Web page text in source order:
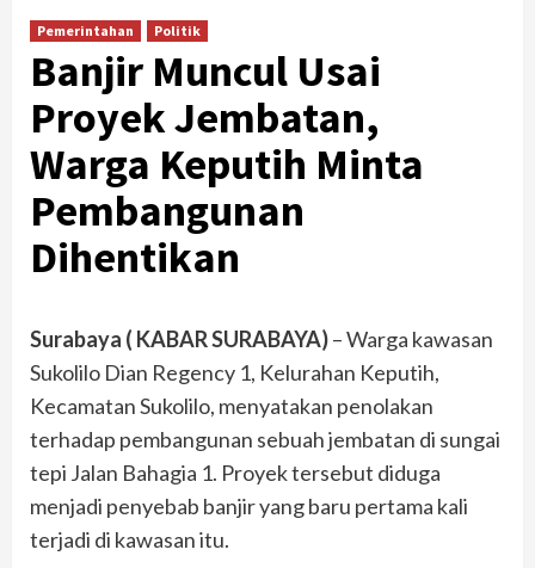
Pemerintahan Politik
Banjir Muncul Usai
Proyek Jembatan,
Warga Keputih Minta
Pembangunan
Dihentikan
Surabaya ( KABAR SURABAYA)– Warga kawasan
Sukolilo Dian Regency 1, Kelurahan Keputih,
Kecamatan Sukolilo, menyatakan penolakan
terhadap pembangunan sebuah jembatan di sungai
tepi Jalan Bahagia 1. Proyek tersebut diduga
menjadi penyebab banjir yang baru pertama kali
terjadi di kawasan itu.